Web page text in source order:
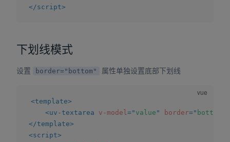
</script>
下划线模式
设置 border="bottom" 属性单独设置底部下划线
<template>
<uv-textarea v-model=" value " border=" bottom
</template>
<script>